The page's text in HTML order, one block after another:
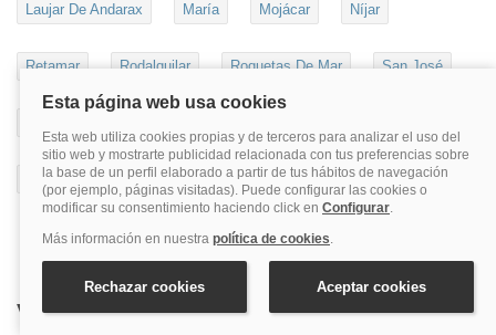
Laujar De Andarax María Mojácar Níjar
Retamar Rodalquilar Roquetas De Mar San José
Vera Villaricos
Visita nuestras webs temáticas